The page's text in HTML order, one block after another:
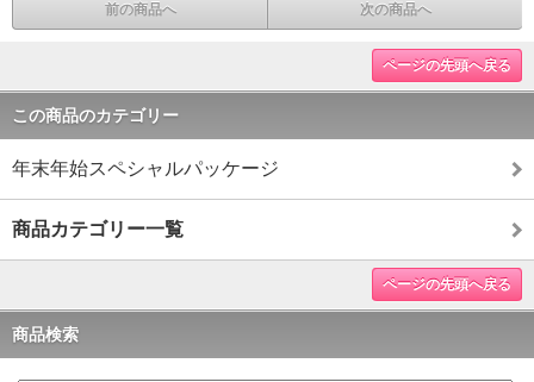
前の商品へ 次の商品へ
ページの先頭へ戻る
この商品のカテゴリー
年末年始スペシャルパッケージ
商品カテゴリー一覧
ページの先頭へ戻る
商品検索